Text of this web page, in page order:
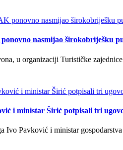
nasmijao širokobriješku
u organizaciji Turističke
i ministar Širić potpisali tri
Ivo Pavković i ministar